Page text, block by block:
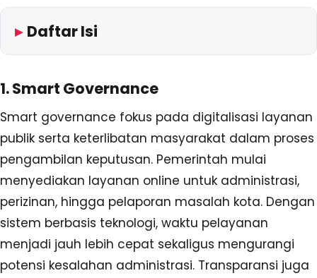
Daftar Isi
1. Smart Governance
Smart governance fokus pada digitalisasi layanan
publik serta keterlibatan masyarakat dalam proses
pengambilan keputusan. Pemerintah mulai
menyediakan layanan online untuk administrasi,
perizinan, hingga pelaporan masalah kota. Dengan
sistem berbasis teknologi, waktu pelayanan
menjadi jauh lebih cepat sekaligus mengurangi
potensi kesalahan administrasi. Transparansi juga